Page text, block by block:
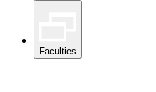
Faculties